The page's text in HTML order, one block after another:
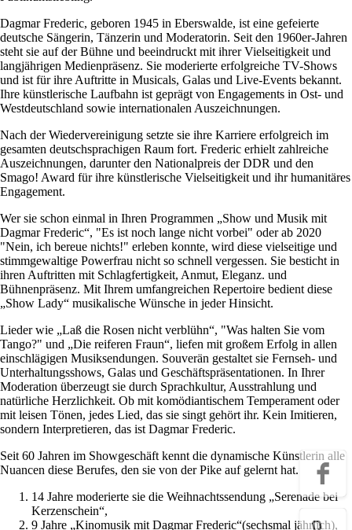
Dagmar Frederic, geboren 1945 in Eberswalde, ist eine gefeierte
deutsche Sängerin, Tänzerin und Moderatorin. Seit den 1960er-Jahren
steht sie auf der Bühne und beeindruckt mit ihrer Vielseitigkeit und
langjährigen Medienpräsenz. Sie moderierte erfolgreiche TV-Shows
und ist für ihre Auftritte in Musicals, Galas und Live-Events bekannt.
Ihre künstlerische Laufbahn ist geprägt von Engagements in Ost- und
Westdeutschland sowie internationalen Auszeichnungen.
Nach der Wiedervereinigung setzte sie ihre Karriere erfolgreich im
gesamten deutschsprachigen Raum fort. Frederic erhielt zahlreiche
Auszeichnungen, darunter den Nationalpreis der DDR und den
Smago! Award für ihre künstlerische Vielseitigkeit und ihr humanitäres
Engagement.
Wer sie schon einmal in Ihren Programmen „Show und Musik mit
Dagmar Frederic“, "Es ist noch lange nicht vorbei" oder ab 2020
"Nein, ich bereue nichts!" erleben konnte, wird diese vielseitige und
stimmgewaltige Powerfrau nicht so schnell vergessen. Sie besticht in
ihren Auftritten mit Schlagfertigkeit, Anmut, Eleganz. und
Bühnenpräsenz. Mit Ihrem umfangreichen Repertoire bedient diese
„Show Lady“ musikalische Wünsche in jeder Hinsicht.
Lieder wie „Laß die Rosen nicht verblühn“, "Was halten Sie vom
Tango?" und „Die reiferen Fraun“, liefen mit großem Erfolg in allen
einschlägigen Musiksendungen. Souverän gestaltet sie Fernseh- und
Unterhaltungsshows, Galas und Geschäftspräsentationen. In Ihrer
Moderation überzeugt sie durch Sprachkultur, Ausstrahlung und
natürliche Herzlichkeit. Ob mit komödiantischem Temperament oder
mit leisen Tönen, jedes Lied, das sie singt gehört ihr. Kein Imitieren,
sondern Interpretieren, das ist Dagmar Frederic.
Seit 60 Jahren im Showgeschäft kennt die dynamische Künstlerin alle
Nuancen diese Berufes, den sie von der Pike auf gelernt hat.
14 Jahre moderierte sie die Weihnachtssendung „Serenade bei
Kerzenschein“,
9 Jahre „Kinomusik mit Dagmar Frederic“(sechsmal jährlich),